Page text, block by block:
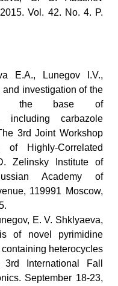
Vol. 42. No. 4. P.
E.A., Lunegov I.V.,
investigation of the
the base of
including carbazole
3rd Joint Workshop
Highly-Correlated
Zelinsky Institute of
Academy of
119991 Moscow,
E. V. Shklyaeva,
of novel pyrimidine
heterocycles
International Fall
September 18-23,